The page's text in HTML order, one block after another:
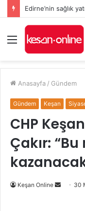
Menü
Anasayfa / Gündem
Gündem Keşan
CHP
Çakır:
Keşan Online
Bir
30